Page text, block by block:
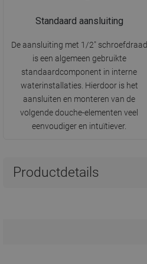
Standaard aansluiting
De aansluiting met 1/2" schroefdraad
is een algemeen gebruikte
standaardcomponent in interne
waterinstallaties. Hierdoor is het
aansluiten en monteren van de
volgende douche-elementen veel
eenvoudiger en intuïtiever.
Productdetails